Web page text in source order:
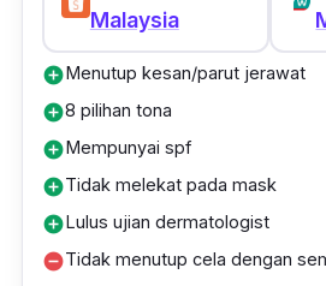
Malaysia
add_circleMenutup kesan/parut jerawat
add_circle8 pilihan tona
add_circleMempunyai spf
add_circleTidak melekat pada mask
add_circleLulus ujian dermatologist
remove_circleTidak menutup cela dengan